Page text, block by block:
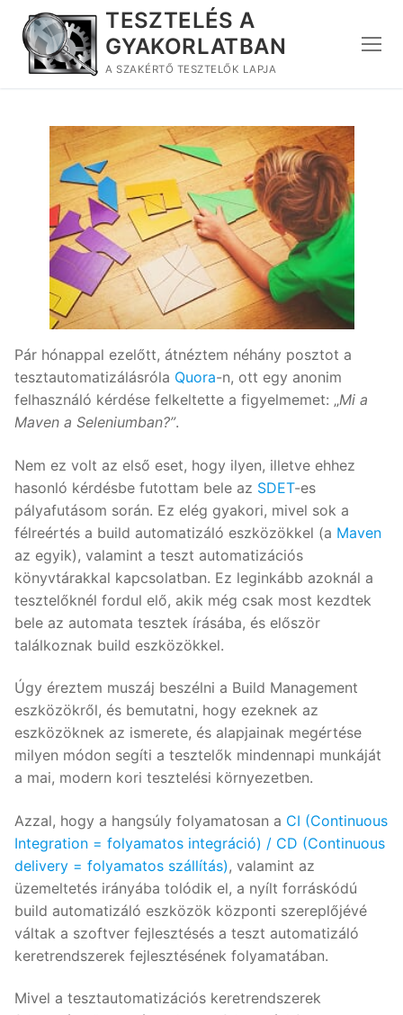
Ugrás
tartalomra
TESZTELÉS A
GYAKORLATBAN
A SZAKÉRTŐ TESZTELŐK LAPJA
Pár hónappal ezelőtt, átnéztem néhány posztot a
tesztautomatizálásróla Quora-n, ott egy anonim
felhasználó kérdése felkeltette a figyelmemet: „Mi a
Maven a Seleniumban?”.
Nem ez volt az első eset, hogy ilyen, illetve ehhez
hasonló kérdésbe futottam bele az SDET-es
pályafutásom során. Ez elég gyakori, mivel sok a
félreértés a build automatizáló eszközökkel (a Maven
az egyik), valamint a teszt automatizációs
könyvtárakkal kapcsolatban. Ez leginkább azoknál a
tesztelőknél fordul elő, akik még csak most kezdtek
bele az automata tesztek írásába, és először
találkoznak build eszközökkel.
Úgy éreztem muszáj beszélni a Build Management
eszközökről, és bemutatni, hogy ezeknek az
eszközöknek az ismerete, és alapjainak megértése
milyen módon segíti a tesztelők mindennapi munkáját
a mai, modern kori tesztelési környezetben.
Azzal, hogy a hangsúly folyamatosan a CI (Continuous
Integration = folyamatos integráció) / CD (Continuous
delivery = folyamatos szállítás), valamint az
üzemeltetés irányába tolódik el, a nyílt forráskódú
build automatizáló eszközök központi szereplőjévé
váltak a szoftver fejlesztésés a teszt automatizáló
keretrendszerek fejlesztésének folyamatában.
Mivel a tesztautomatizációs keretrendszerek